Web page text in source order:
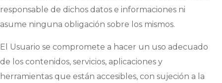
responsable de dichos datos e informaciones ni
asume ninguna obligación sobre los mismos.
El Usuario se compromete a hacer un uso adecuado
de los contenidos, servicios, aplicaciones y
herramientas que están accesibles, con sujeción a la